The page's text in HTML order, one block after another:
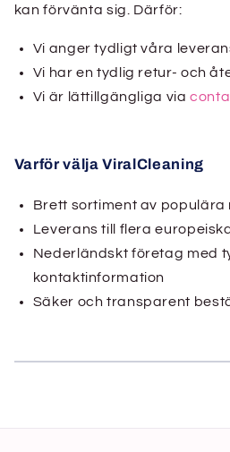
kan förvänta sig. Därför:
Vi anger tydligt våra
Vi har en tydlig retur- och
Vi är lättillgängliga via
Varför välja ViralCleaning
Brett sortiment av
Leverans till flera
Nederländskt företag med
kontaktinformation
Säker och transparent